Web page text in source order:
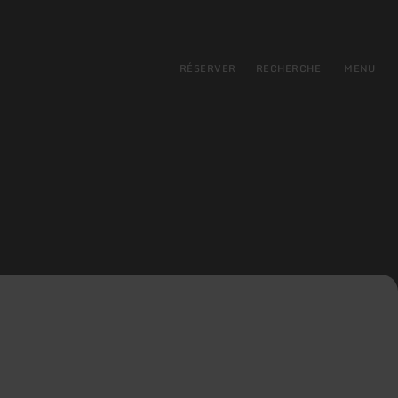
RÉSERVER RECHERCHE MENU